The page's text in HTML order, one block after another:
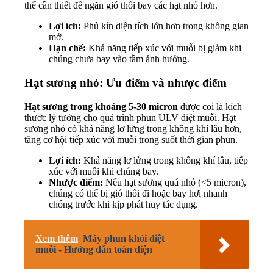
thể cần thiết để ngăn gió thổi bay các hạt nhỏ hơn.
Lợi ích: Phủ kín diện tích lớn hơn trong không gian
mở.
Hạn chế: Khả năng tiếp xúc với muỗi bị giảm khi
chúng chưa bay vào tầm ảnh hưởng.
Hạt sương nhỏ: Ưu điểm và nhược điểm
Hạt sương trong khoảng 5-30 micron được coi là kích
thước lý tưởng cho quá trình phun ULV diệt muỗi. Hạt
sương nhỏ có khả năng lơ lửng trong không khí lâu hơn,
tăng cơ hội tiếp xúc với muỗi trong suốt thời gian phun.
Lợi ích: Khả năng lơ lửng trong không khí lâu, tiếp
xúc với muỗi khi chúng bay.
Nhược điểm: Nếu hạt sương quá nhỏ (<5 micron),
chúng có thể bị gió thổi đi hoặc bay hơi nhanh
chóng trước khi kịp phát huy tác dụng.
Xem thêm Máy phun khói diệt
muỗi - Hướng dẫn toàn diện